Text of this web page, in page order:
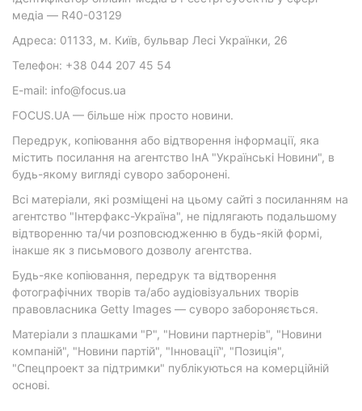
медіа — R40-03129
Адреса: 01133, м. Київ, бульвар Лесі Українки, 26
Телефон: +38 044 207 45 54
E-mail: info@focus.ua
FOCUS.UA — більше ніж просто новини.
Передрук, копіювання або відтворення інформації, яка
містить посилання на агентство ІнА "Українські Новини", в
будь-якому вигляді суворо заборонені.
Всі матеріали, які розміщені на цьому сайті з посиланням на
агентство "Інтерфакс-Україна", не підлягають подальшому
відтворенню та/чи розповсюдженню в будь-якій формі,
інакше як з письмового дозволу агентства.
Будь-яке копіювання, передрук та відтворення
фотографічних творів та/або аудіовізуальних творів
правовласника Getty Images — суворо забороняється.
Матеріали з плашками "Р", "Новини партнерів", "Новини
компаній", "Новини партій", "Інновації", "Позиція",
"Спецпроект за підтримки" публікуються на комерційній
основі.